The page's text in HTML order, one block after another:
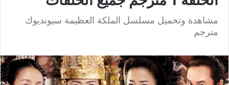
مشاهدة وتحميل مسلسل الملكة العظيمة سيونديوك
مترجم